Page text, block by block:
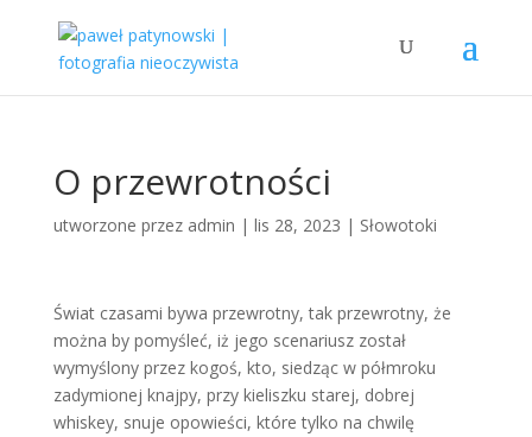
O przewrotności
utworzone przez admin | lis 28, 2023 | Słowotoki
Świat czasami bywa przewrotny, tak przewrotny, że
można by pomyśleć, iż jego scenariusz został
wymyślony przez kogoś, kto, siedząc w półmroku
zadymionej knajpy, przy kieliszku starej, dobrej
whiskey, snuje opowieści, które tylko na chwilę